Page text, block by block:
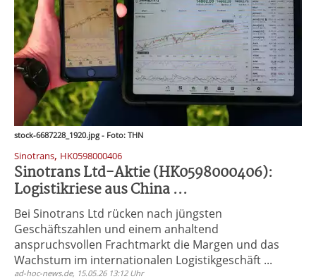
stock-6687228_1920.jpg - Foto: THN
Sinotrans, HK0598000406
Sinotrans Ltd-Aktie (HK0598000406):
Logistikriese aus China ...
Bei Sinotrans Ltd rücken nach jüngsten
Geschäftszahlen und einem anhaltend
anspruchsvollen Frachtmarkt die Margen und das
Wachstum im internationalen Logistikgeschäft ...
ad-hoc-news.de, 15.05.26 13:12 Uhr